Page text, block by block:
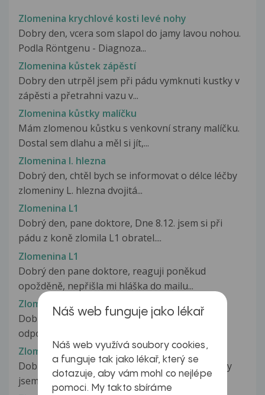
Zlomenina krychlové kosti levé nohy
Dobry den, vcera som slapol do jamy lavou nohou.
Podla Röntgenu - Diagnoza...
Zlomenina kůstek zápěstí
Dobry den utrpěl jsem při pádu vymknuti kustky v
zápěsti a přetrahni vazu v...
Zlomenina kůstky malíčku
Mám zlomenou kůstku s venkovní strany malíčku.
Dostal sem dlahu a měl si jít,...
Zlomenina l. hlezna
Dobrý den, chtěl bych se informovat o délce léčby
zlomeniny L. hlezna dvojitá...
Zlomenina L1
Dobrý den, pane doktore, Dne 8.12. jsem si při
pádu z koně zlomila L1 obratel....
Zlomenina L1
Dobrý den pane doktore, reaguji poněkud
opožděně, nepřišla mi hláška do mailu...
Zlomenina L1
Dobrý den pane doktore, děkuji za předchozí
odpověď, konkretizuji přesně podle...
Zlomenina L3, L4, L5
Dobrý den, chtěla bych se zeptat, je to asi 3 roky
jsem utrpěla úraz po pádu...
Náš web funguje jako lékař
Náš web využívá soubory cookies,
a funguje tak jako lékař, který se
dotazuje, aby vám mohl co nejlépe
pomoci. My takto sbíráme